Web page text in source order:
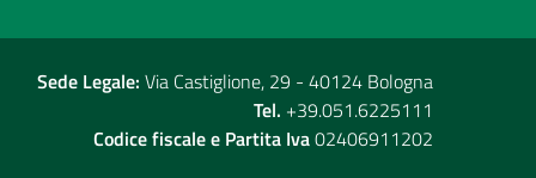
Sede Legale: Via Castiglione, 29 - 40124 Bologna
Tel. +39.051.6225111
Codice fiscale e Partita Iva02406911202